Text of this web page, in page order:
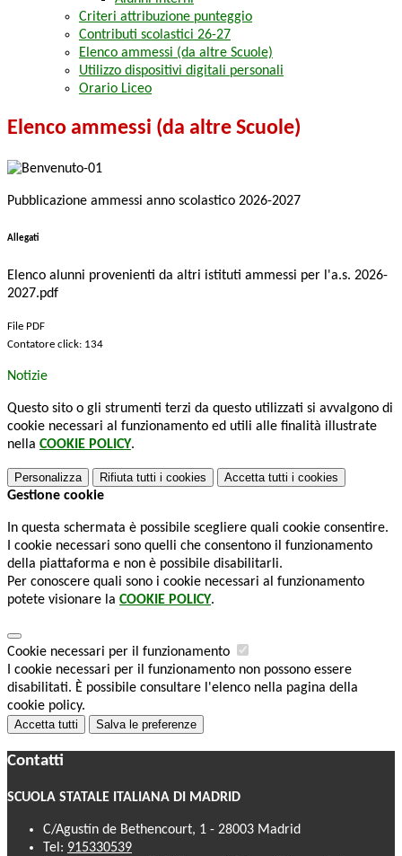
Criteri attribuzione punteggio
Contributi scolastici 26-27
Elenco ammessi (da altre Scuole)
Utilizzo dispositivi digitali personali
Orario Liceo
Elenco ammessi (da altre Scuole)
Pubblicazione ammessi anno scolastico 2026-2027
Allegati
Elenco alunni provenienti da altri istituti ammessi per l'a.s. 2026-
2027.pdf
File PDF
Contatore click: 134
Notizie
Questo sito o gli strumenti terzi da questo utilizzati si avvalgono di
cookie necessari al funzionamento ed utili alle finalità illustrate
nella COOKIE POLICY.
Personalizza Rifiuta tutti i cookies Accetta tutti i cookies
Gestione cookie
In questa schermata è possibile scegliere quali cookie consentire.
I cookie necessari sono quelli che consentono il funzionamento
della piattaforma e non è possibile disabilitarli.
Per conoscere quali sono i cookie necessari al funzionamento
potete visionare la COOKIE POLICY.
Cookie necessari per il funzionamento
I cookie necessari per il funzionamento non possono essere
disabilitati. È possibile consultare l'elenco nella pagina della
cookie policy.
Accetta tutti Salva le preferenze
Contatti
SCUOLA STATALE ITALIANA DI MADRID
C/Agustín de Bethencourt, 1 - 28003 Madrid
Tel: 915330539